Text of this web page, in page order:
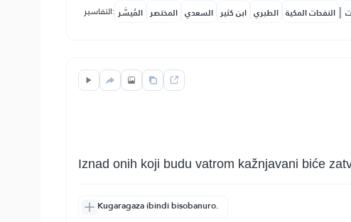
التفاسير: المُيسَّر المختصر السعدي ابن كثير الطبري النفحات المكية |
Iznad onih koji budu vatrom kažnjavani biće
Kugaragaza ibindi bisobanuro.